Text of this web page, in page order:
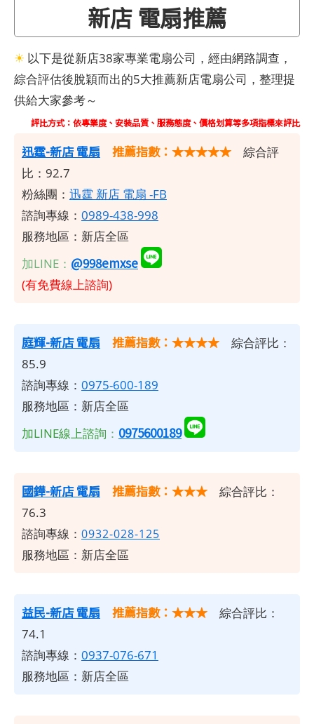
新店 電扇推薦
☀ 以下是從新店38家專業電扇公司，經由網路調查，
綜合評估後脫穎而出的5大推薦新店電扇公司，整理提
供給大家參考～
評比方式：依專業度、安裝品質、服務態度、價格划算等多項指標來評比
​迅霆-新店 電扇 推薦指數：★★★★★ 綜合評
比：92.7
粉絲團： 迅霆 新店 電扇 -FB
諮詢專線： 0989-438-998
服務地區：新店全區
加LINE： @998emxse
(有免費線上諮詢)
庭輝-新店 電扇 推薦指數：★★★★ 綜合評比：
85.9
諮詢專線： 0975-600-189
服務地區：新店全區
加LINE線上諮詢 ： 0975600189
國鏵-新店 電扇 推薦指數：★★★ 綜合評比：
76.3
諮詢專線： 0932-028-125
服務地區：新店全區
益民-新店 電扇 推薦指數：★★★ 綜合評比：
74.1
諮詢專線： 0937-076-671
服務地區：新店全區